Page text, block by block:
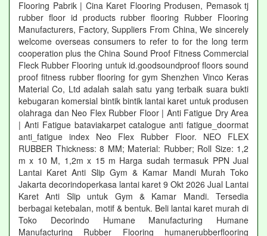
Flooring Pabrik | Cina Karet Flooring Produsen, Pemasok tj
rubber floor id products rubber flooring Rubber Flooring
Manufacturers, Factory, Suppliers From China, We sincerely
welcome overseas consumers to refer to for the long term
cooperation plus the China Sound Proof Fitness Commercial
Fleck Rubber Flooring untuk id.goodsoundproof floors sound
proof fitness rubber flooring for gym Shenzhen Vinco Keras
Material Co, Ltd adalah salah satu yang terbaik suara bukti
kebugaran komersial bintik bintik lantai karet untuk produsen
olahraga dan Neo Flex Rubber Floor | Anti Fatigue Dry Area
| Anti Fatigue bataviakarpet catalogue anti fatigue_doormat
anti_fatigue index Neo Flex Rubber Floor. NEO FLEX
RUBBER Thickness: 8 MM; Material: Rubber; Roll Size: 1,2
m x 10 M, 1,2m x 15 m Harga sudah termasuk PPN Jual
Lantai Karet Anti Slip Gym & Kamar Mandi Murah Toko
Jakarta decorindoperkasa lantai karet 9 Okt 2026 Jual Lantai
Karet Anti Slip untuk Gym & Kamar Mandi. Tersedia
berbagai ketebalan, motif & bentuk. Beli lantai karet murah di
Toko Decorindo Humane Manufacturing Humane
Manufacturing Rubber Flooring humanerubberflooring